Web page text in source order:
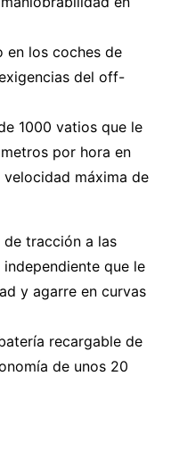
en los coches de
del off-
1000 vatios que le
por hora en
máxima de
de tracción a las
que le
y agarre en curvas
recargable de
de unos 20